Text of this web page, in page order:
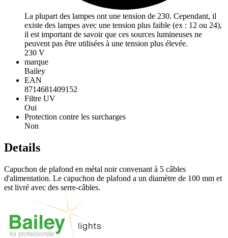
La plupart des lampes ont une tension de 230. Cependant, il
existe des lampes avec une tension plus faible (ex : 12 ou 24),
il est important de savoir que ces sources lumineuses ne
peuvent pas être utilisées à une tension plus élevée.
230 V
marque
Bailey
EAN
8714681409152
Filtre UV
Oui
Protection contre les surcharges
Non
Details
Capuchon de plafond en métal noir convenant à 5 câbles
d'alimentation. Le capuchon de plafond a un diamètre de 100 mm et
est livré avec des serre-câbles.